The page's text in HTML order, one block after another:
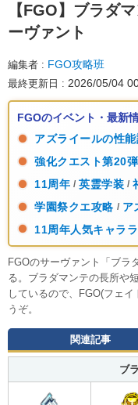
【FGO】 ブラダ
ーヴァント
編集者 FGO攻略班
最終更新日 2026/05/04
FGOのイベント・最新
アズライールの性
強化クエスト第20弾
11周年 / 英霊学装 /
学園祭クエ攻略 / ア
11周年人気キャラ
FGOのサーヴァント「ブラ
る。ブラダマンテの長所や
しているので、FGO(フェ
うぞ。
関連記事
ブ